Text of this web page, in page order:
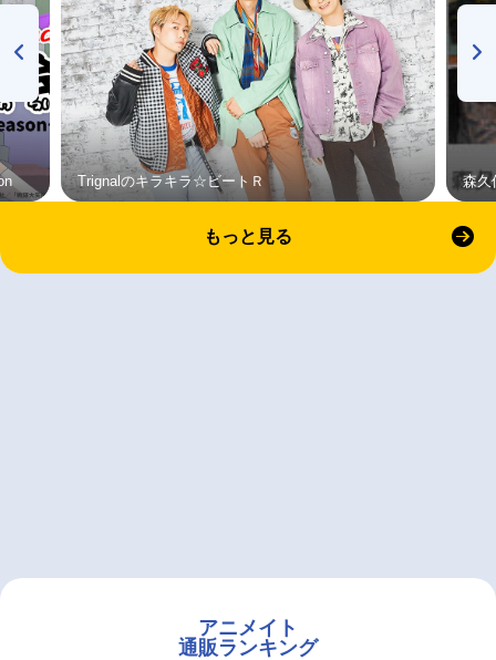
Trignalのキラキラ☆ビートＲ 森久
もっと見る
アニメイト
通販ランキング